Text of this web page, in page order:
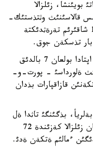
زئلزالا
قالاسئنئث وثتذستئك-
باتئسئنا قاراي 60 شاقئرئم جةردة، 10 شاقئرئم تةرةثدئكتة
تذسكةن جوق.
كاريب ارالدارئنئث جاعالاؤئندا وتكةن اپتادا بولعان 7 بالدئق
ةلورداسئ - پورت-و-
قازاقپارات بذدان
بذگئنگئ تاثدا ةل
وكئمةتئنئث قاثتاردئث 13-ئندة بولعان زئلزالا كةزئندة 72
ءمالئم ةتكةن ةدئ.